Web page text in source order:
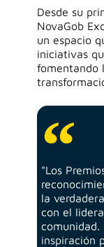
Desde su
NovaGob
un espacio
iniciativas
fomentando
"Los
la
con el
comunidad.
inspiración